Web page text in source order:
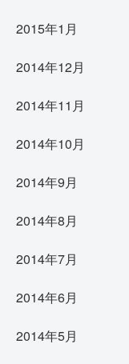
2015年1月
2014年12月
2014年11月
2014年10月
2014年9月
2014年8月
2014年7月
2014年6月
2014年5月